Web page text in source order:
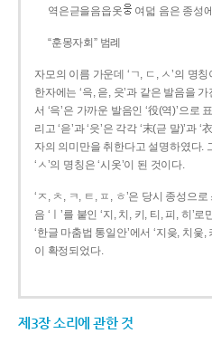
역은귿을음읍옷
여덟 음은 종성
“훈몽자회” 범례
자모의 이름 가운데 ‘ㄱ, ㄷ, ㅅ’의 명
한자에는 ‘윽, 읃, 읏’과 같은 발음을
서 ‘윽’은 가까운 발음인 ‘役(역)’으로
리고 ‘읃’과 ‘읏’은 각각 ‘末(귿 말)’과
자의 의미만을 취한다고 설명하였다.
‘ㅅ’의 명칭은 ‘시옷’이 된 것이다.
‘ㅈ, ㅊ, ㅋ, ㅌ, ㅍ, ㅎ’은 당시 종성으
음 ‘ㅣ’를 붙인 ‘지, 치, 키, 티, 피, 히’
‘한글 마춤법 통일안’에서 ‘지읒, 치읓
이 확정되었다.
제3장 소리에 관한 것